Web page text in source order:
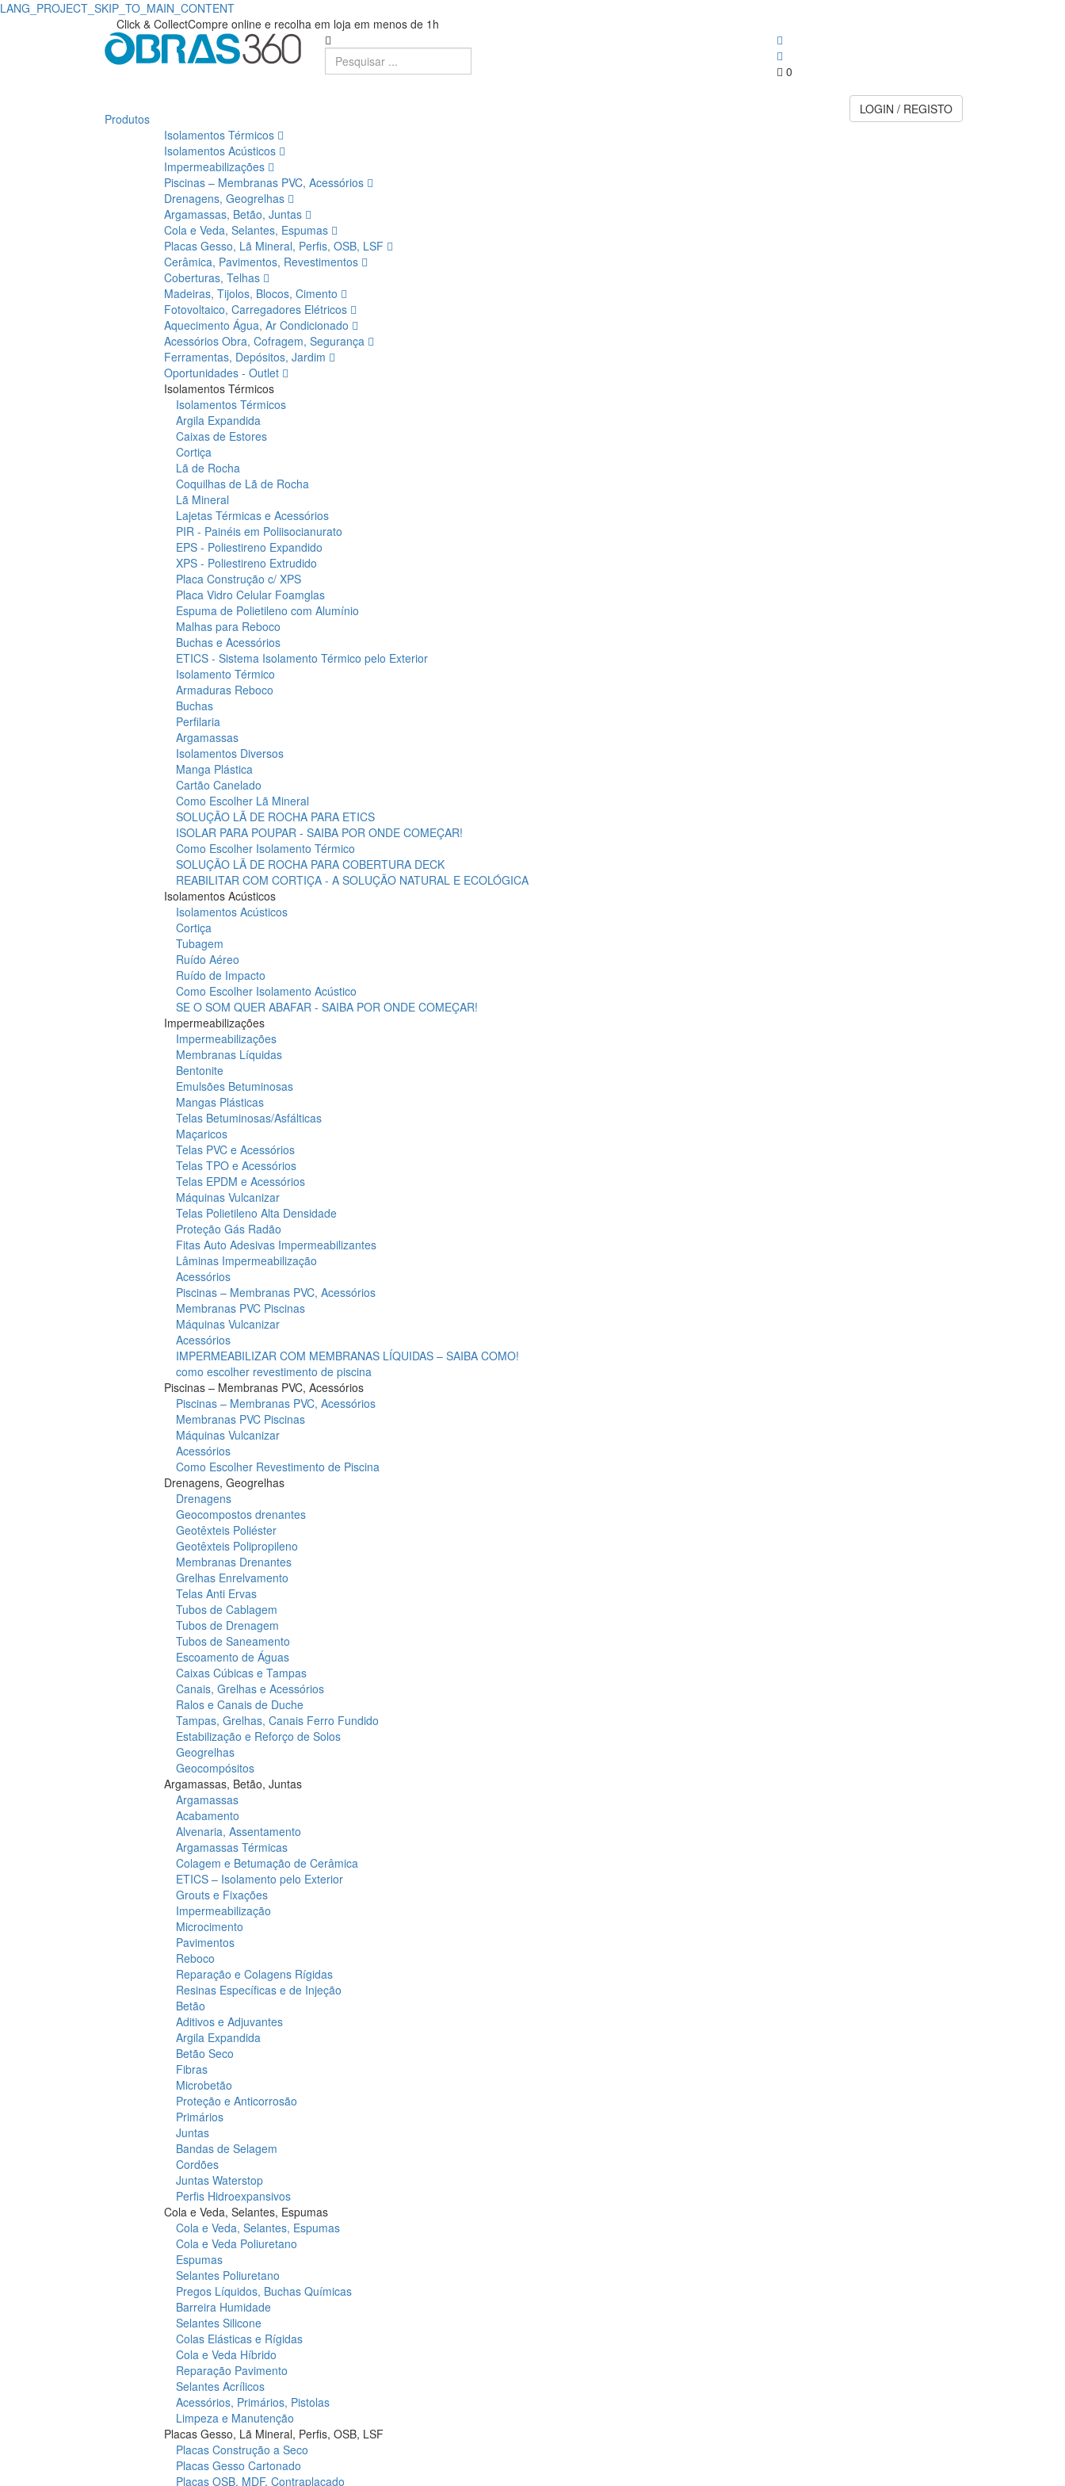
LANG_PROJECT_SKIP_TO_MAIN_CONTENT
Click & CollectCompre online e recolha em loja em menos de 1h
0
Produtos
Isolamentos Térmicos
Isolamentos Acústicos
Impermeabilizações
Piscinas – Membranas PVC, Acessórios
Drenagens, Geogrelhas
Argamassas, Betão, Juntas
Cola e Veda, Selantes, Espumas
Placas Gesso, Lã Mineral, Perfis, OSB, LSF
Cerâmica, Pavimentos, Revestimentos
Coberturas, Telhas
Madeiras, Tijolos, Blocos, Cimento
Fotovoltaico, Carregadores Elétricos
Aquecimento Água, Ar Condicionado
Acessórios Obra, Cofragem, Segurança
Ferramentas, Depósitos, Jardim
Oportunidades - Outlet
Isolamentos Térmicos
Isolamentos Térmicos
Argila Expandida
Caixas de Estores
Cortiça
Lã de Rocha
Coquilhas de Lã de Rocha
Lã Mineral
Lajetas Térmicas e Acessórios
PIR - Painéis em Poliisocianurato
EPS - Poliestireno Expandido
XPS - Poliestireno Extrudido
Placa Construção c/ XPS
Placa Vidro Celular Foamglas
Espuma de Polietileno com Alumínio
Malhas para Reboco
Buchas e Acessórios
ETICS - Sistema Isolamento Térmico pelo Exterior
Isolamento Térmico
Armaduras Reboco
Buchas
Perfilaria
Argamassas
Isolamentos Diversos
Manga Plástica
Cartão Canelado
Como Escolher Lã Mineral
SOLUÇÃO LÃ DE ROCHA PARA ETICS
ISOLAR PARA POUPAR - SAIBA POR ONDE COMEÇAR!
Como Escolher Isolamento Térmico
SOLUÇÃO LÃ DE ROCHA PARA COBERTURA DECK
REABILITAR COM CORTIÇA - A SOLUÇÃO NATURAL E ECOLÓGICA
Isolamentos Acústicos
Isolamentos Acústicos
Cortiça
Tubagem
Ruído Aéreo
Ruído de Impacto
Como Escolher Isolamento Acústico
SE O SOM QUER ABAFAR - SAIBA POR ONDE COMEÇAR!
Impermeabilizações
Impermeabilizações
Membranas Líquidas
Bentonite
Emulsões Betuminosas
Mangas Plásticas
Telas Betuminosas/Asfálticas
Maçaricos
Telas PVC e Acessórios
Telas TPO e Acessórios
Telas EPDM e Acessórios
Máquinas Vulcanizar
Telas Polietileno Alta Densidade
Proteção Gás Radão
Fitas Auto Adesivas Impermeabilizantes
Lâminas Impermeabilização
Acessórios
Piscinas – Membranas PVC, Acessórios
Membranas PVC Piscinas
Máquinas Vulcanizar
Acessórios
IMPERMEABILIZAR COM MEMBRANAS LÍQUIDAS – SAIBA COMO!
como escolher revestimento de piscina
Piscinas – Membranas PVC, Acessórios
Piscinas – Membranas PVC, Acessórios
Membranas PVC Piscinas
Máquinas Vulcanizar
Acessórios
Como Escolher Revestimento de Piscina
Drenagens, Geogrelhas
Drenagens
Geocompostos drenantes
Geotêxteis Poliéster
Geotêxteis Polipropileno
Membranas Drenantes
Grelhas Enrelvamento
Telas Anti Ervas
Tubos de Cablagem
Tubos de Drenagem
Tubos de Saneamento
Escoamento de Águas
Caixas Cúbicas e Tampas
Canais, Grelhas e Acessórios
Ralos e Canais de Duche
Tampas, Grelhas, Canais Ferro Fundido
Estabilização e Reforço de Solos
Geogrelhas
Geocompósitos
Argamassas, Betão, Juntas
Argamassas
Acabamento
Alvenaria, Assentamento
Argamassas Térmicas
Colagem e Betumação de Cerâmica
ETICS – Isolamento pelo Exterior
Grouts e Fixações
Impermeabilização
Microcimento
Pavimentos
Reboco
Reparação e Colagens Rígidas
Resinas Específicas e de Injeção
Betão
Aditivos e Adjuvantes
Argila Expandida
Betão Seco
Fibras
Microbetão
Proteção e Anticorrosão
Primários
Juntas
Bandas de Selagem
Cordões
Juntas Waterstop
Perfis Hidroexpansivos
Cola e Veda, Selantes, Espumas
Cola e Veda, Selantes, Espumas
Cola e Veda Poliuretano
Espumas
Selantes Poliuretano
Pregos Líquidos, Buchas Químicas
Barreira Humidade
Selantes Silicone
Colas Elásticas e Rígidas
Cola e Veda Híbrido
Reparação Pavimento
Selantes Acrílicos
Acessórios, Primários, Pistolas
Limpeza e Manutenção
Placas Gesso, Lã Mineral, Perfis, OSB, LSF
Placas Construção a Seco
Placas Gesso Cartonado
Placas OSB, MDF, Contraplacado
LOGIN / REGISTO